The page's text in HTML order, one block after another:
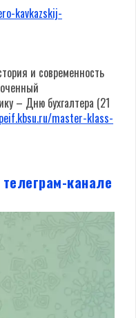
kavkazskij-
и современность
– Дню бухгалтера (21
master-klass-
канале